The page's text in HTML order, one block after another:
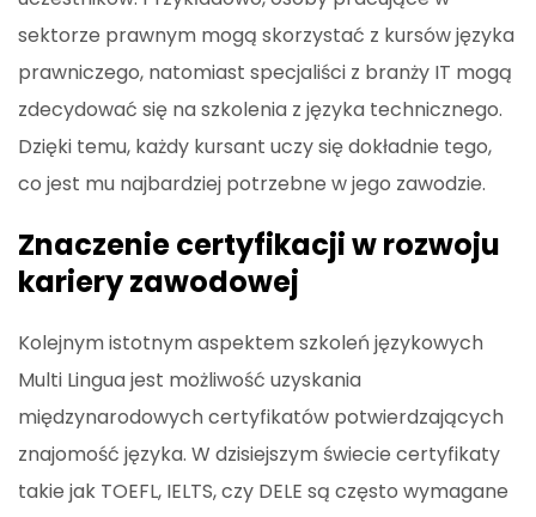
sektorze prawnym mogą skorzystać z kursów języka
prawniczego, natomiast specjaliści z branży IT mogą
zdecydować się na szkolenia z języka technicznego.
Dzięki temu, każdy kursant uczy się dokładnie tego,
co jest mu najbardziej potrzebne w jego zawodzie.
Znaczenie certyfikacji w rozwoju
kariery zawodowej
Kolejnym istotnym aspektem szkoleń językowych
Multi Lingua jest możliwość uzyskania
międzynarodowych certyfikatów potwierdzających
znajomość języka. W dzisiejszym świecie certyfikaty
takie jak TOEFL, IELTS, czy DELE są często wymagane